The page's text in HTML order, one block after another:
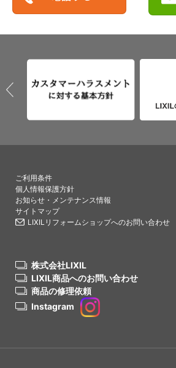
ご利用条件
個人情報保護方針
お知らせ・メンテナンス情報
サイトマップ
LIXILリフォームショップへのお問い合わせ
株式会社LIXIL
LIXIL商品へのお問い合わせ
商品の修理依頼
Instagram